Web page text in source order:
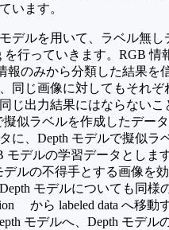
います。
デルを用いて、ラベル無し
を行っていきます。RGB
報のみから分類した結果を
同じ画像に対してもそれぞ
じ出力結果にはならないこ
似ラベルを作成したデー
に、Depth モデルで擬似ラ
モデルの学習データとしま
デルの不得手とする画像を
モデルについても同様
から labeled data へ移動
モデルへ、Depth モデル